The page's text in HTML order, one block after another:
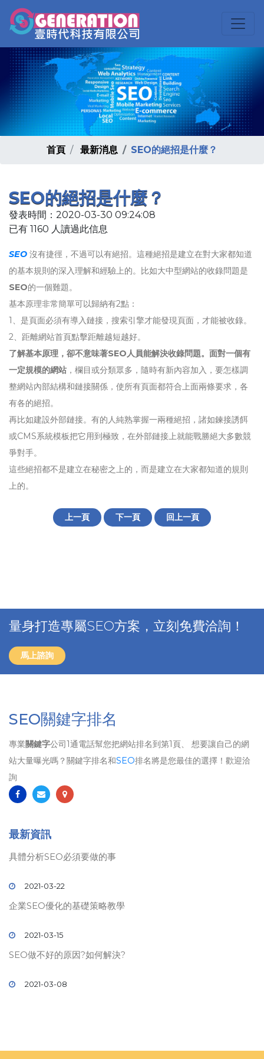
首頁 最新消息 SEO的絕招是什麼？
SEO的絕招是什麼？
發表時間：2020-03-30 09:24:08
已有 1160 人讀過此信息
SEO 沒有捷徑，不過可以有絕招。這種絕招是建立在對大家都知道
的基本規則的深入理解和經驗上的。比如大中型網站的收錄問題是
SEO的一個難題。
基本原理非常簡單可以歸納有2點：
1、是頁面必須有導入鏈接，搜索引擎才能發現頁面，才能被收錄。
2、距離網站首頁點擊距離越短越好。
了解基本原理，卻不意味著SEO人員能解決收錄問題。面對一個有
一定規模的網站 ，欄目或分類眾多，隨時有新內容加入，要怎樣調
整網站內部結構和鏈接關係，使所有頁面都符合上面兩條要求，各
有各的絕招。
再比如建設外部鏈接。有的人純熟掌握一兩種絕招，諸如鍊接誘餌
或CMS系統模板把它用到極致，在外部鏈接上就能戰勝絕大多數競
爭對手。
這些絕招都不是建立在秘密之上的，而是建立在大家都知道的規則
上的。
上一頁 下一頁 回上一頁
量身打造專屬SEO方案，立刻免費洽詢！
馬上諮詢
SEO關鍵字排名
專業關鍵字公司1通電話幫您把網站排名到第1頁、 想要讓自己的網
站大量曝光嗎？關鍵字排名和SEO排名將是您最佳的選擇！歡迎洽
詢
最新資訊
具體分析SEO必須要做的事
2021-03-22
企業SEO優化的基礎策略教學
2021-03-15
SEO做不好的原因?如何解決?
2021-03-08